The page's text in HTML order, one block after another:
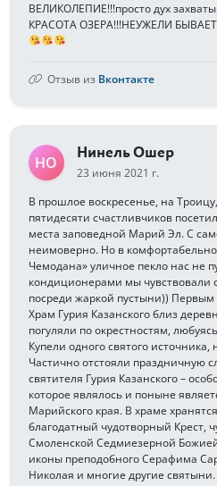
ВЕЛИКОЛЕПИЕ!!!просто дух
КРАСОТА ОЗЕРА!!!НЕУЖЕЛИ БЫВАЕТ
Отзыв из Вконтакте
НО
Нинель Ошер
23 июня 2021 г.
В прошлое воскресенье, на
пятидесяти счастливчиков
места заповедной Марий Эл. С
неимоверно. Но в
Чемодана» уличное пекло нас не
кондиционерами мы чувствовали
посреди жаркой пустыни))
Храм Гурия Казанского близ
погуляли по окрестностям,
Купели одного святого
Частично отстояли праздничную
святителя Гурия Казанского –
которое являлось и поныне
Марийского края. В храме
благодатный чудотворный Крест,
Смоленской Седмиезерной
иконы преподобного Серафима
Николая и многие другие